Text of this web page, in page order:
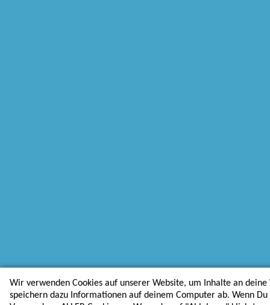
Wir verwenden Cookies auf unserer Website, um Inhalte an deine
speichern dazu Informationen auf deinem Computer ab. Wenn